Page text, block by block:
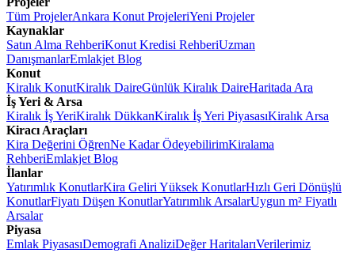
Tüm ProjelerAnkara Konut ProjeleriYeni Projeler
Kaynaklar
Satın Alma RehberiKonut Kredisi RehberiUzman
DanışmanlarEmlakjet Blog
Konut
Kiralık KonutKiralık DaireGünlük Kiralık DaireHaritada Ara
İş Yeri & Arsa
Kiralık İş YeriKiralık DükkanKiralık İş Yeri PiyasasıKiralık Arsa
Kiracı Araçları
Kira Değerini ÖğrenNe Kadar ÖdeyebilirimKiralama
RehberiEmlakjet Blog
İlanlar
Yatırımlık KonutlarKira Geliri Yüksek KonutlarHızlı Geri Dönüşlü
KonutlarFiyatı Düşen KonutlarYatırımlık ArsalarUygun m² Fiyatlı
Arsalar
Piyasa
Emlak PiyasasıDemografi AnaliziDeğer HaritalarıVerilerimiz